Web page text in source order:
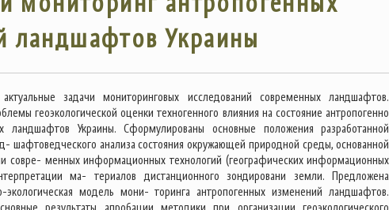
ландшафтов Украины
задачи мониторинговых исследований современных ландшафтов.
геоэкологической оценки техногенного влияния на состояние антропогенно
ландшафтов Украины. Сформулированы основные положения разработанной
шафтоведческого анализа состояния окружающей природной среды, основанной
совре- менных информационных технологий (географических информационных
ма- териалов дистанционного зондировани земли. Предложена
экологическая модель мони- торинга антропогенных изменений ландшафтов.